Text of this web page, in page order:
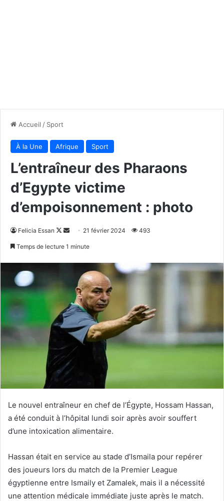
Accueil / Sport
À la Une Afrique Sport
L’entraîneur des Pharaons
d’Egypte victime
d’empoisonnement : photo
Felicia Essan
Follow
Envoyer21 février 2024 493
Temps de lecture 1 minute
Le nouvel entraîneur en chef de l’Égypte, Hossam Hassan,
a été conduit à l’hôpital lundi soir après avoir souffert
d’une intoxication alimentaire.
Hassan était en service au stade d’Ismaila pour repérer
des joueurs lors du match de la Premier League
égyptienne entre Ismaily et Zamalek, mais il a nécessité
une attention médicale immédiate juste après le match.